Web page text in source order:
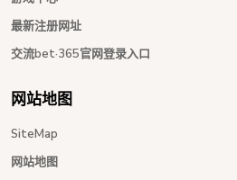
最新注册网址
交流bet·365官网登录入口
网站地图
SiteMap
网站地图